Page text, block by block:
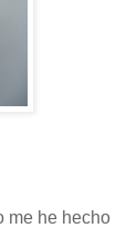
me he hecho